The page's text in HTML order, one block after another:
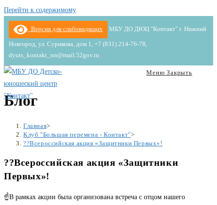
Перейти к содержимому
Версия для слабовидящих МБУ ДО ДЮЦ "Контакт" г. Нижний
Новгород, ул. Сурикова, дом 1, +7 (831) 214-76-78,
dyuts_kontakt_nn@mail.52gov.ru
Меню Закрыть
Блог
Главная>
Клуб "Большая перемена - Контакт">
??Всероссийская акция «Защитники Первых»!
??Всероссийская акция «Защитники
Первых»!
☝В рамках акции была организована встреча с отцом нашего